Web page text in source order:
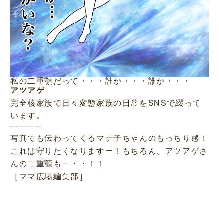
私の二重顎だって・・・誰か・・・誰か・・・
アツアゲ
完全核家族で日々変態家族の日常をSNSで綴って
います。
———–
写真でも伝わってくるマチ子ちゃんのもっちり感！
これは守りたくなりますー！もちろん、アツアゲさ
んの二重顎も・・・！！
［ママ広場編集部］